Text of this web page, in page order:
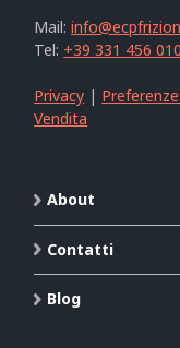
Mail:
Tel: +39 331 456
Privacy |
Vendita
About
Contatti
Blog